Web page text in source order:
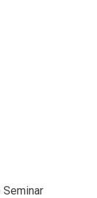
Seminar